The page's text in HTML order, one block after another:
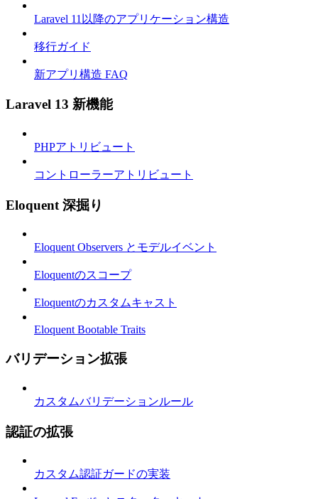
Laravel 11以降のアプリケーション構造
移行ガイド
新アプリ構造 FAQ
Laravel 13 新機能
PHPアトリビュート
コントローラーアトリビュート
Eloquent 深掘り
Eloquent Observers とモデルイベント
Eloquentのスコープ
Eloquentのカスタムキャスト
Eloquent Bootable Traits
バリデーション拡張
カスタムバリデーションルール
認証の拡張
カスタム認証ガードの実装